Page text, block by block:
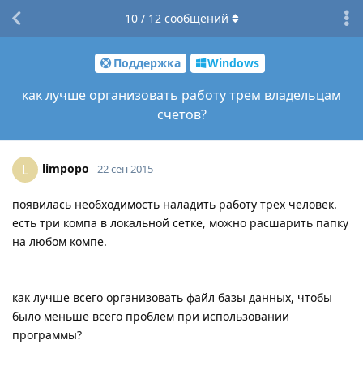
Поддержка Windows
как лучше организовать работу трем владельцам
счетов?
10/ 12сообщений
L limpopo 22 сен 2015
появилась необходимость наладить работу трех человек.
есть три компа в локальной сетке, можно расшарить папку
на любом компе.
как лучше всего организовать файл базы данных, чтобы
было меньше всего проблем при использовании
программы?